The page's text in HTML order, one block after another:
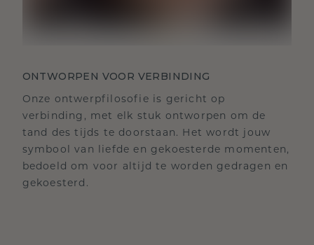
ONTWORPEN VOOR VERBINDING
Onze ontwerpfilosofie is gericht op
verbinding, met elk stuk ontworpen om de
tand des tijds te doorstaan. Het wordt jouw
symbool van liefde en gekoesterde momenten,
bedoeld om voor altijd te worden gedragen en
gekoesterd.